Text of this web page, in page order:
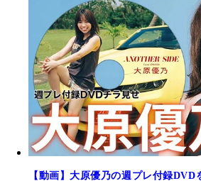
【動画】大原優乃の週プレ付録DVD